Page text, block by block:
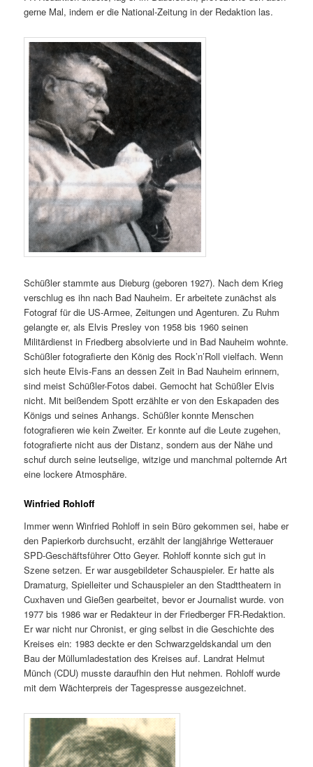
gerne Mal, indem er die National-Zeitung in der Redaktion las.
Schüßler stammte aus Dieburg (geboren 1927). Nach dem Krieg
verschlug es ihn nach Bad Nauheim. Er arbeitete zunächst als
Fotograf für die US-Armee, Zeitungen und Agenturen. Zu Ruhm
gelangte er, als Elvis Presley von 1958 bis 1960 seinen
Militärdienst in Friedberg absolvierte und in Bad Nauheim wohnte.
Schüßler fotografierte den König des Rock’n’Roll vielfach. Wenn
sich heute Elvis-Fans an dessen Zeit in Bad Nauheim erinnern,
sind meist Schüßler-Fotos dabei. Gemocht hat Schüßler Elvis
nicht. Mit beißendem Spott erzählte er von den Eskapaden des
Königs und seines Anhangs. Schüßler konnte Menschen
fotografieren wie kein Zweiter. Er konnte auf die Leute zugehen,
fotografierte nicht aus der Distanz, sondern aus der Nähe und
schuf durch seine leutselige, witzige und manchmal polternde Art
eine lockere Atmosphäre.
Winfried Rohloff
Immer wenn Winfried Rohloff in sein Büro gekommen sei, habe er
den Papierkorb durchsucht, erzählt der langjährige Wetterauer
SPD-Geschäftsführer Otto Geyer. Rohloff konnte sich gut in
Szene setzen. Er war ausgebildeter Schauspieler. Er hatte als
Dramaturg, Spielleiter und Schauspieler an den Stadttheatern in
Cuxhaven und Gießen gearbeitet, bevor er Journalist wurde. von
1977 bis 1986 war er Redakteur in der Friedberger FR-Redaktion.
Er war nicht nur Chronist, er ging selbst in die Geschichte des
Kreises ein: 1983 deckte er den Schwarzgeldskandal um den
Bau der Müllumladestation des Kreises auf. Landrat Helmut
Münch (CDU) musste daraufhin den Hut nehmen. Rohloff wurde
mit dem Wächterpreis der Tagespresse ausgezeichnet.